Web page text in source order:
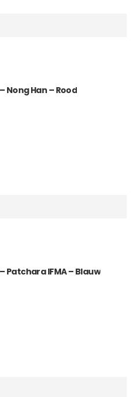
Nong Han – Rood
Patchara IFMA – Blauw